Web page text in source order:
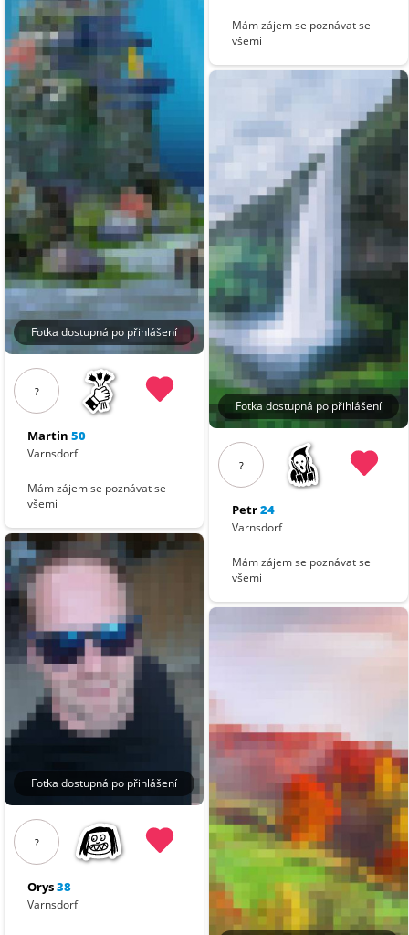
Fotka dostupná po přihlášení
?
Martin 50
Varnsdorf
Mám zájem se poznávat se
všemi
Fotka dostupná po přihlášení
?
Orys38
Varnsdorf
Mám zájem se poznávat se
všemi
Fotka dostupná po přihlášení
?
Petr24
Varnsdorf
Mám zájem se poznávat se
všemi